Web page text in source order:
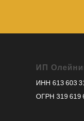
ИП
ИНН 613 603
ОГРН 319 619